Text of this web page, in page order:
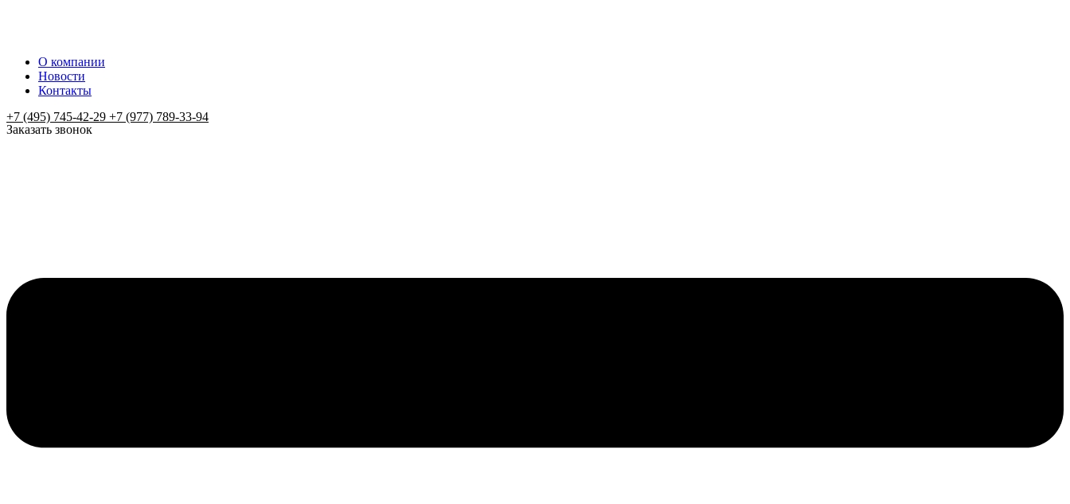
О компании
Новости
Контакты
+7 (495) 745-42-29 +7 (977) 789-33-94
Заказать звонок